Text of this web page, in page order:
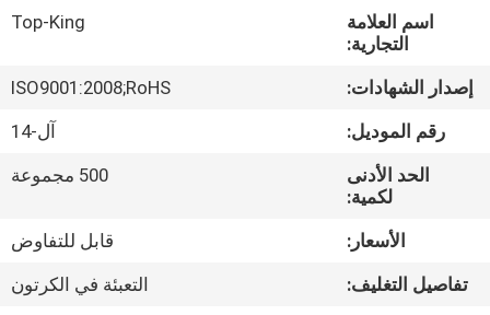
حولنا
جولة
المصنع
مراقبة
الجودة
اسم العلامة
التجارية:
Top-King
إصدار الشهادات:
ISO9001:2008;RoHS
رقم الموديل:
آل-14
الحد الأدنى
لكمية:
500 مجموعة
الأسعار:
قابل للتفاوض
تفاصيل التغليف:
التعبئة في الكرتون